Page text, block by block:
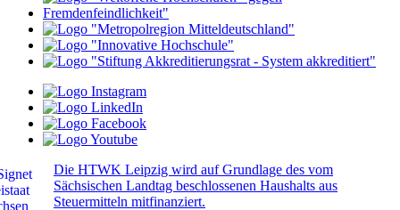
Die HTWK Leipzig wird auf Grundlage des vom
Sächsischen Landtag beschlossenen Haushalts aus
Steuermitteln mitfinanziert.